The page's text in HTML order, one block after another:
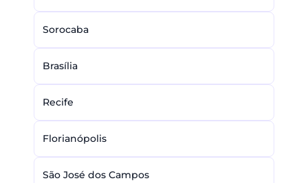
Sorocaba
Brasília
Recife
Florianópolis
São José dos Campos